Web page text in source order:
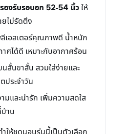
องรับรอบอก 52-54 นิ้วให้
ไม่รัดตึง
เอสเตอร์คุณภาพดี น้ำหนัก
าศได้ดี เหมาะกับอากาศร้อน
สั้นขาสั้น สวมใส่ง่ายและ
ประจำวัน
มและน่ารัก เพิ่มความสดใส
าน